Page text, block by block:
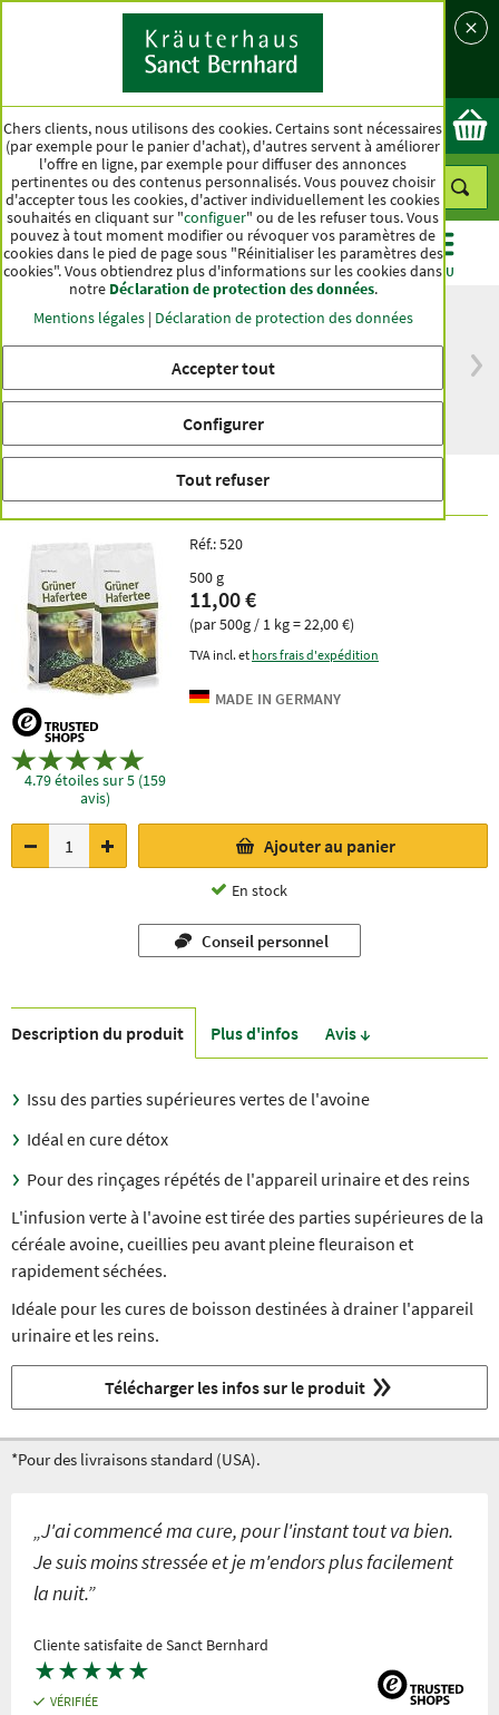
Pays
Ok
CATÉGORIES OFFRES BEST-SELLER MENU
Livraison gratuite
à partir de 50 €
pour l'Allemagne
gamme depuis
Infusion verte à l'avoine
4.79 étoiles sur 5 (159
avis)
Réf.:520
500 g
11,00 €
(par 500g / 1 kg = 22,00 €)
TVA incl. et hors frais d'expédition
Ajouter au panier
En stock
Conseil personnel
Description du produit Plus d'infos Avis ↓
Issu des parties supérieures vertes de l'avoine
Idéal en cure détox
Pour des rinçages répétés de l'appareil urinaire et des reins
L'infusion verte à l'avoine est tirée des parties supérieures de la
céréale avoine, cueillies peu avant pleine fleuraison et
rapidement séchées.
Idéale pour les cures de boisson destinées à drainer l'appareil
urinaire et les reins.
Télécharger les infos sur le produit
*Pour des livraisons standard (USA).
„J'ai commencé ma cure, pour l'instant tout va bien.
Je suis moins stressée et je m'endors plus facilement
la nuit.”
Cliente satisfaite de Sanct Bernhard
★★★★★
VÉRIFIÉE
Chers clients, nous utilisons des cookies. Certains sont nécessaires
(par exemple pour le panier d'achat), d'autres servent à améliorer
l'offre en ligne, par exemple pour diffuser des annonces
pertinentes ou des contenus personnalisés. Vous pouvez choisir
d'accepter tous les cookies, d'activer individuellement les cookies
souhaités en cliquant sur "configuer" ou de les refuser tous. Vous
pouvez à tout moment modifier ou révoquer vos paramètres de
cookies dans le pied de page sous "Réinitialiser les paramètres des
cookies". Vous obtiendrez plus d'informations sur les cookies dans
notre Déclaration de protection des données.
Mentions légales| Déclaration de protection des données
Accepter tout
Configurer
Tout refuser